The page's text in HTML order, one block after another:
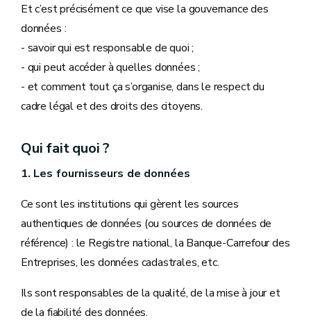
Et c’est précisément ce que vise la gouvernance des
données :
- savoir qui est responsable de quoi ;
- qui peut accéder à quelles données ;
- et comment tout ça s’organise, dans le respect du
cadre légal et des droits des citoyens.
Qui fait quoi ?
1. Les fournisseurs de données
Ce sont les institutions qui gèrent les sources
authentiques de données (ou sources de données de
référence) : le Registre national, la Banque-Carrefour des
Entreprises, les données cadastrales, etc.
Ils sont responsables de la qualité, de la mise à jour et
de la fiabilité des données.